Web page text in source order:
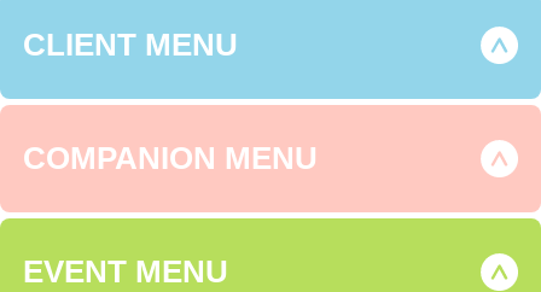
CLIENT MENU
COMPANION MENU
EVENT MENU